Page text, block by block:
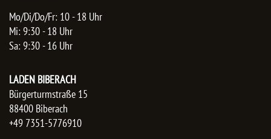
Mo/Di/Do/Fr: 10 - 18 Uhr
Mi: 9:30 - 18 Uhr
Sa: 9:30 - 16 Uhr
LADEN BIBERACH
Bürgerturmstraße 15
88400 Biberach
+49 7351-5776910